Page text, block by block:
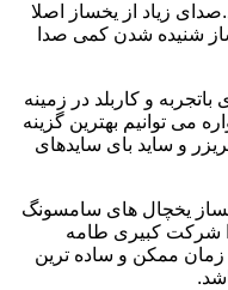
زیاد از یخساز اصلا
شنیده شدن کمی صدا
و کاربلد در زمینه
می توانیم بهترین گزینه
و ساید بای سایدهای
یخچال های سامسونگ
شرکت کبیری طامه
زمان ممکن و ساده ترین